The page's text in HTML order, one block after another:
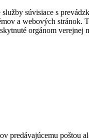
súvisiace s
a webových stránok.
orgánom
predávajúcemu poštou